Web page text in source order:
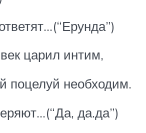
царил интим,
поцелуй необходим.
да.да”)